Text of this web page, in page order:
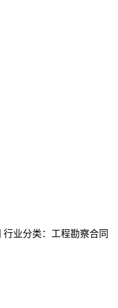
行业分类： 工程勘察合同